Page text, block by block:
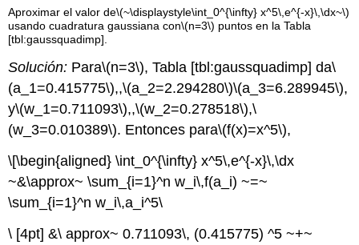
Aproximar el valor de\(~\displaystyle\int_0^{\infty} x^5\,e^{-x}\,\dx~\)
usando cuadratura gaussiana con\(n=3\) puntos en la Tabla
[tbl:gaussquadimp].
Solución: Para\(n=3\), Tabla [tbl:gaussquadimp] da\
(a_1=0.415775\),,\(a_2=2.294280\)\(a_3=6.289945\),
y\(w_1=0.711093\),,\(w_2=0.278518\),\
(w_3=0.010389\). Entonces para\(f(x)=x^5\),
\[\begin{aligned} \int_0^{\infty} x^5\,e^{-x}\,\dx
~&\approx~ \sum_{i=1}^n w_i\,f(a_i) ~=~
\sum_{i=1}^n w_i\,a_i^5\
\ [4pt] &\ approx~ 0.711093\, (0.415775) ^5 ~+~